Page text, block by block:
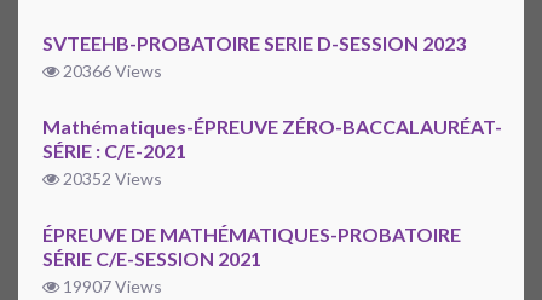
SVTEEHB-PROBATOIRE SERIE D-SESSION 2023
20366 Views
Mathématiques-ÉPREUVE ZÉRO-BACCALAURÉAT-
SÉRIE : C/E-2021
20352 Views
ÉPREUVE DE MATHÉMATIQUES-PROBATOIRE
SÉRIE C/E-SESSION 2021
19907 Views